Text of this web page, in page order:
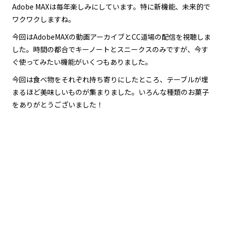
Adobe MAXは毎年楽しみにしています。特に新機能、未来的で
ワクワクしますね。
今回はAdobeMAXの動画アーカイブとCC道場の配信を視聴しま
した。時間の都合でキーノートとスニークスのみですが、今す
ぐ使ってみたい機能がいくつもありました。
今回は食べ物をそれぞれ持ち寄りにしたところ、テーブルが埋
まるほど美味しいものが集まりました。いろんな種類のお菓子
をありがとうございました！